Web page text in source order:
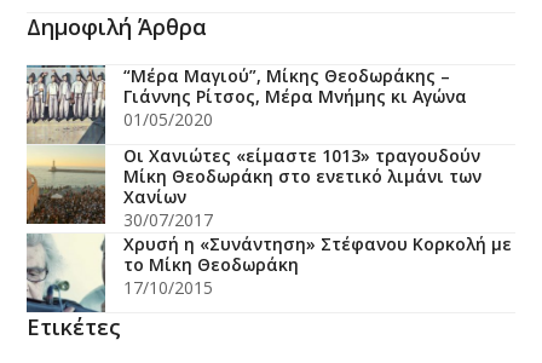
Δημοφιλή Άρθρα
“Μέρα Μαγιού”, Μίκης Θεοδωράκης –
Γιάννης Ρίτσος, Μέρα Μνήμης κι Αγώνα
01/05/2020
Οι Χανιώτες «είμαστε 1013» τραγουδούν
Μίκη Θεοδωράκη στο ενετικό λιμάνι των
Χανίων
30/07/2017
Χρυσή η «Συνάντηση» Στέφανου Κορκολή με
το Μίκη Θεοδωράκη
17/10/2015
Ετικέτες